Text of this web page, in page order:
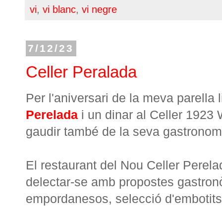
vi, vi blanc, vi negre
7/12/23
Celler Peralada
Per l'aniversari de la meva
Perelada i un dinar al Celler 1923
gaudir també de la seva
El restaurant del Nou Celler
delectar-se amb propostes
empordanesos, selecció